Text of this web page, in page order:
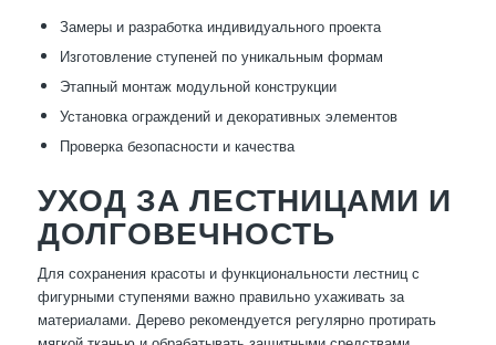
Замеры и разработка индивидуального проекта
Изготовление ступеней по уникальным формам
Этапный монтаж модульной конструкции
Установка ограждений и декоративных элементов
Проверка безопасности и качества
УХОД ЗА ЛЕСТНИЦАМИ И
ДОЛГОВЕЧНОСТЬ
Для сохранения красоты и функциональности лестниц с
фигурными ступенями важно правильно ухаживать за
материалами. Дерево рекомендуется регулярно протирать